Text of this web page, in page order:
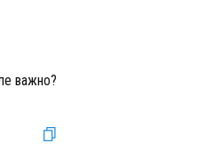
важно?